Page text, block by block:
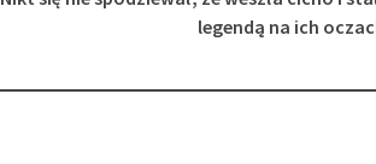
legendą na ich